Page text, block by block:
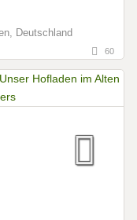
Deutschland
60